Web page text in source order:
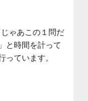
ゃあこの１問だ
と時間を計って
っています。